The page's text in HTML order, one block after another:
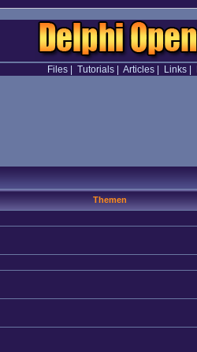
Files| Tutorials| Articles| Links|
Themen